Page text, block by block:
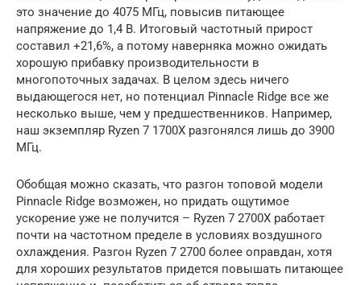
это значение до 4075 МГц, повысив питающее
напряжение до 1,4 В. Итоговый частотный прирост
составил +21,6%, а потому наверняка можно ожидать
хорошую прибавку производительности в
многопоточных задачах. В целом здесь ничего
выдающегося нет, но потенциал Pinnacle Ridge все же
несколько выше, чем у предшественников. Например,
наш экземпляр Ryzen 7 1700X разгонялся лишь до 3900
МГц.
Обобщая можно сказать, что разгон топовой модели
Pinnacle Ridge возможен, но придать ощутимое
ускорение уже не получится – Ryzen 7 2700X работает
почти на частотном пределе в условиях воздушного
охлаждения. Разгон Ryzen 7 2700 более оправдан, хотя
для хороших результатов придется повышать питающее